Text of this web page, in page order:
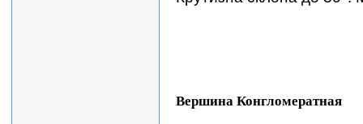
Вершина Конгломератная